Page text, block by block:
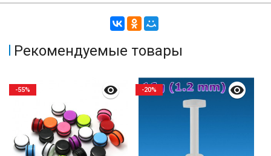
Рекомендуемые товары
-55% -20%